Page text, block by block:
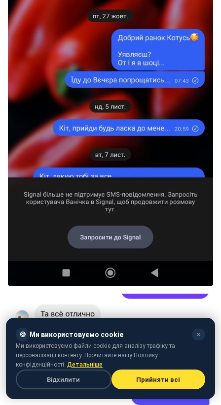
🍪 Ми використовуємо cookie ✕
Ми використовуємо файли cookie для аналізу трафіку та
персоналізації контенту. Прочитайте нашу Політику
конфіденційності. Детальніше
Відхилити Прийняти всі